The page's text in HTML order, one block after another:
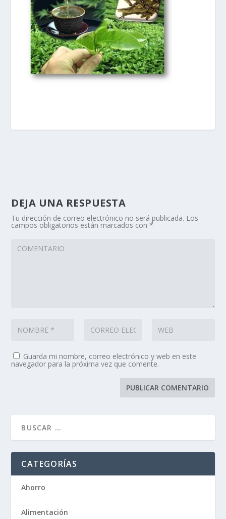
DEJA UNA RESPUESTA
Tu dirección de correo electrónico no será publicada. Los
campos obligatorios están marcados con*
Guarda mi nombre, correo electrónico y web en este
navegador para la próxima vez que comente.
CATEGORÍAS
Ahorro
Alimentación